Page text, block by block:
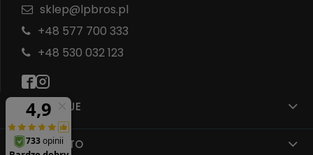
INFORMACJE
MOJE KONTO
sklep@lpbros.pl
+48 577 700 333
+48 530 032 123